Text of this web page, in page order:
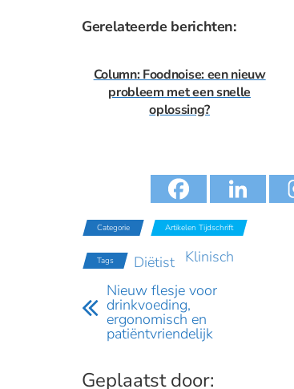
Gerelateerde berichten:
Column: Foodnoise: een nieuw
probleem met een snelle
oplossing?
Categorie Artikelen Tijdschrift
Tags Diëtist Klinisch
Nieuw flesje voor
drinkvoeding,
ergonomisch en
patiëntvriendelijk